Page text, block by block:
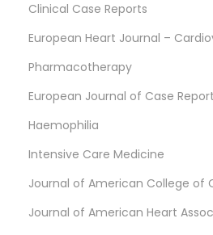
Clinical Case Reports
European Heart Journal –
Pharmacotherapy
European Journal of Case
Haemophilia
Intensive Care Medicine
Journal of American College of
Journal of American Heart